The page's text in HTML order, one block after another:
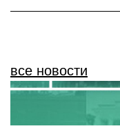
все новости